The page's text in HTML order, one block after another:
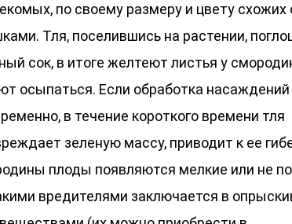
по своему размеру и цвету схожих
Тля, поселившись на растении,
сок, в итоге желтеют листья у
осыпаться. Если обработка насаждений
в течение короткого времени тля
зеленую массу, приводит к ее
плоды появляются мелкие или не
вредителями заключается в